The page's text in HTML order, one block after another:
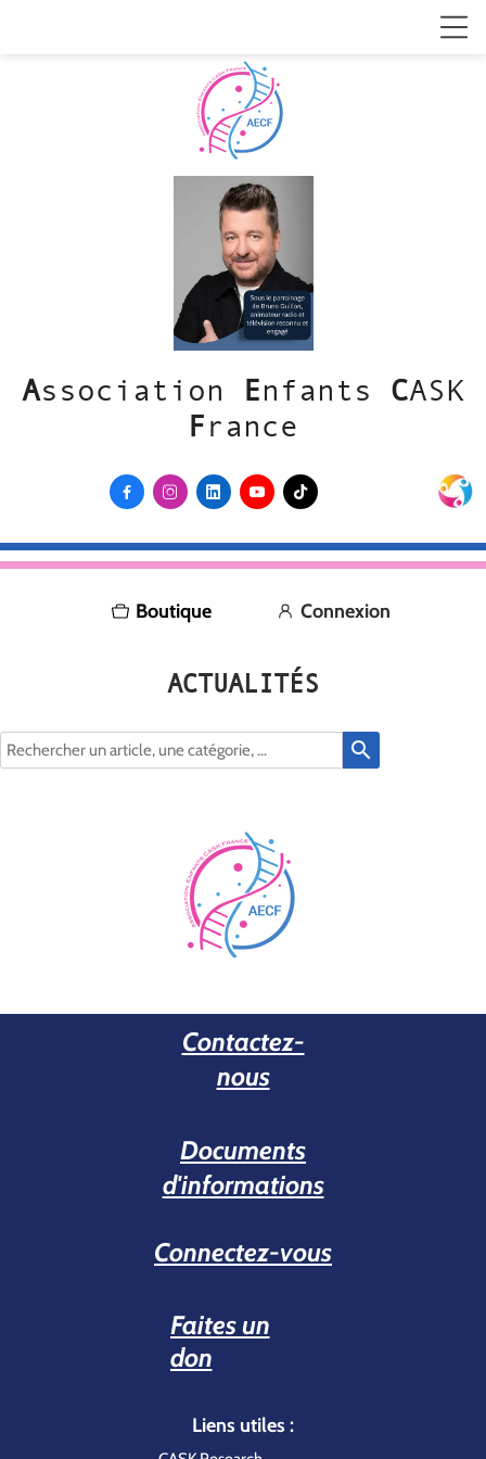
Association Enfants CASK
France
    
Boutique Connexion
ACTUALITÉS
search
Contactez-
nous
Documents
d'informations
Connectez-vous
Faites un
don
Liens utiles :